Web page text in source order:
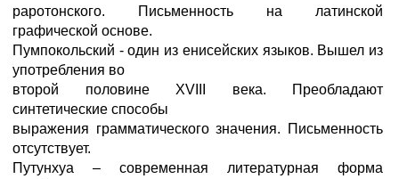
раротонского. Письменность на латинской
графической основе.
Пумпокольский - один из енисейских языков. Вышел из
употребления во
второй половине XVIII века. Преобладают
синтетические способы
выражения грамматического значения. Письменность
отсутствует.
Путунхуа – современная литературная форма